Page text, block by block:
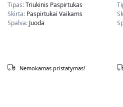
Tipas:Triukinis Paspirtukas
Skirta: Paspirtukai Vaikams
Spalva: Juoda
Nemokamas pristatymas!